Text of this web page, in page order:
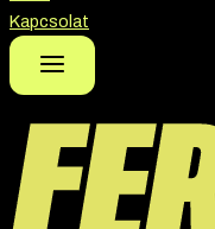
Kapcsolat